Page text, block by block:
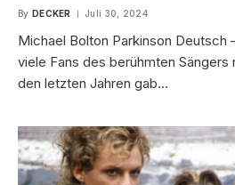
By DECKER Juli 30, 2024
Michael Bolton Parkinson Deutsch
viele Fans des berühmten Sängers
den letzten Jahren gab…